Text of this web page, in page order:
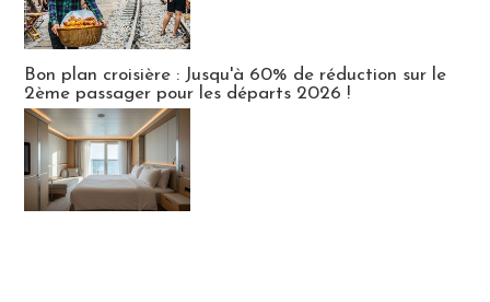
Bon plan croisière : Jusqu'à 60% de réduction sur le
2ème passager pour les départs 2026 !